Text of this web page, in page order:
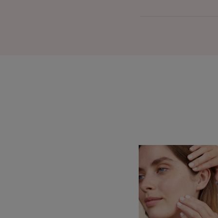
Keşfet
Formülündeki
temel
bilgiler